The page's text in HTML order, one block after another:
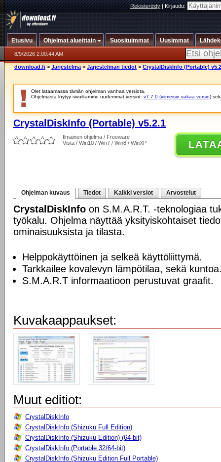
Rekisteröidy|Kirjaudu:
Etusivu Ohjelmat alueittain Suosituimmat Uusimmat
8/9/2026 2:00:44 AM
download.fi > Järjestelmä > Järjestelmän tiedot > CrystalDiskInfo (Portable)
Olet lataamassa tämän ohjelman vanhaa versiota.
Ohjelmasta löytyy sivuiltamme uudemmat versiot: v7.7.0 (viimeisin vakaa versio)
CrystalDiskInfo (Portable) v5.2.1
Ilmainen ohjelma / Freeware
Vista / Win10 / Win7 / Win8 / WinXP
Ohjelman kuvaus Tiedot Kaikki versiot Arvostelut
CrystalDiskInfo on S.M.A.R.T. -teknologiaa
työkalu. Ohjelma näyttää yksityiskohtaiset
ominaisuuksista ja tilasta.
Helppokäyttöinen ja selkeä käyttöliittymä.
Tarkkailee kovalevyn lämpötilaa, sekä
S.M.A.R.T informaatioon perustuvat graafit.
Kuvakaappaukset:
Muut editiot:
CrystalDiskInfo
CrystalDiskInfo (Shizuku Full Edition)
CrystalDiskInfo (Shizuku Edition) (64-bit)
CrystalDiskInfo (Portable 32/64-bit)
CrystalDiskInfo (Shizuku Edition Full Portable)